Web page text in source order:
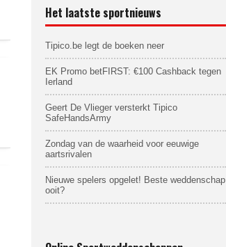
Het laatste sportnieuws
Tipico.be legt de boeken neer
EK Promo betFIRST: €100 Cashback tegen
Ierland
Geert De Vlieger versterkt Tipico
SafeHandsArmy
Zondag van de waarheid voor eeuwige
aartsrivalen
Nieuwe spelers opgelet! Beste weddenschap
ooit?